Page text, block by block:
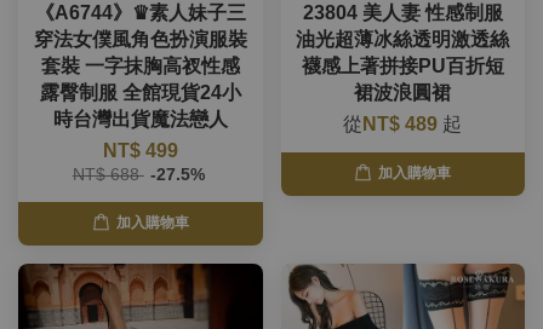
《A6744》♛素人妹子三
穿法女僕風角色扮演服裝
套裝 一字抹胸高衩性感
露臀制服 全館現貨24小
時台灣出貨魔法戀人
NT$ 499
NT$ 688 -27.5%
加入購物車
23804 美人妻 性感制服
油光超薄冰絲透明激透絲
襪感上著拼接PU百折短
裙波浪圓裙
從 NT$ 489 起
加入購物車